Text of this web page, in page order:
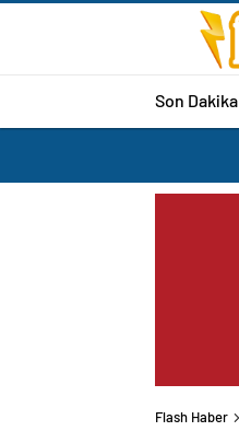
Son Dakika
Flash Haber